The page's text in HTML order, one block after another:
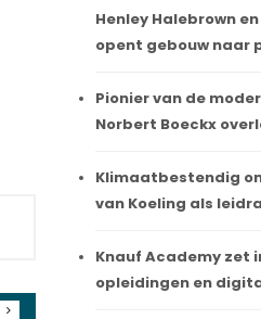
Henley Halebrown
opent gebouw naar
Pionier van de
Norbert Boeckx
Klimaatbestendig
van Koeling als
Knauf Academy zet
opleidingen en